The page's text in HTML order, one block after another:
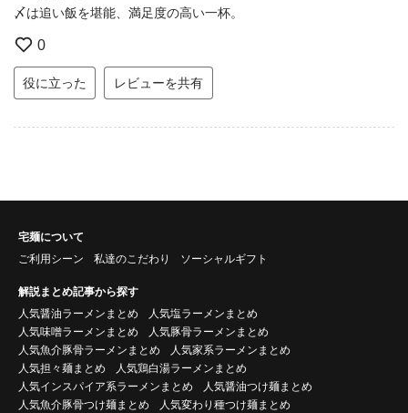
〆は追い飯を堪能、満足度の高い一杯。
0
役に立った レビューを共有
宅麺について
ご利用シーン
私達のこだわり ソーシャルギフト
解説まとめ記事から探す
人気醤油ラーメンまとめ
人気塩ラーメンまとめ
人気味噌ラーメンまとめ
人気豚骨ラーメンまとめ
人気魚介豚骨ラーメンまとめ
人気家系ラーメンまとめ
人気担々麺まとめ
人気鶏白湯ラーメンまとめ
人気インスパイア系ラーメンまとめ
人気醤油つけ麺まとめ
人気魚介豚骨つけ麺まとめ
人気変わり種つけ麺まとめ